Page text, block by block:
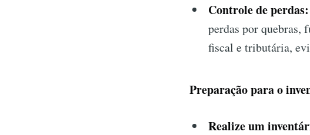
Controle de perdas:
perdas por quebras,
fiscal e tributária,
Preparação para o
Realize um